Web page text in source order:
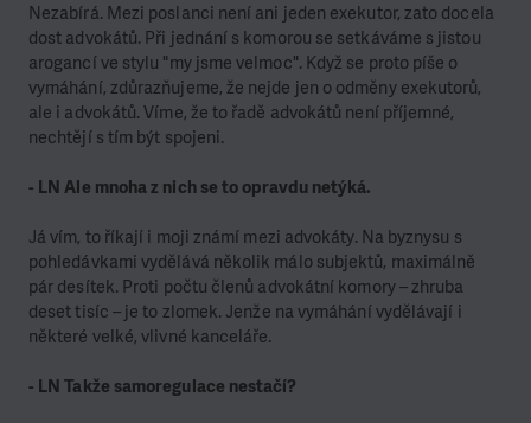
Nezabírá. Mezi poslanci není ani jeden exekutor, zato docela
dost advokátů. Při jednání s komorou se setkáváme s jistou
arogancí ve stylu "my jsme velmoc". Když se proto píše o
vymáhání, zdůrazňujeme, že nejde jen o odměny exekutorů,
ale i advokátů. Víme, že to řadě advokátů není příjemné,
nechtějí s tím být spojeni.
- LN Ale mnoha z nich se to opravdu netýká.
Já vím, to říkají i moji známí mezi advokáty. Na byznysu s
pohledávkami vydělává několik málo subjektů, maximálně
pár desítek. Proti počtu členů advokátní komory – zhruba
deset tisíc – je to zlomek. Jenže na vymáhání vydělávají i
některé velké, vlivné kanceláře.
- LN Takže samoregulace nestačí?